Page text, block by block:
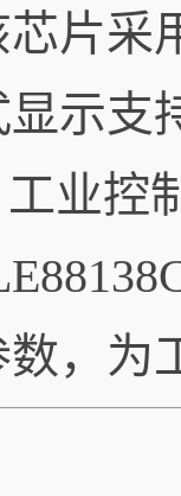
片采
示支
业控
，为